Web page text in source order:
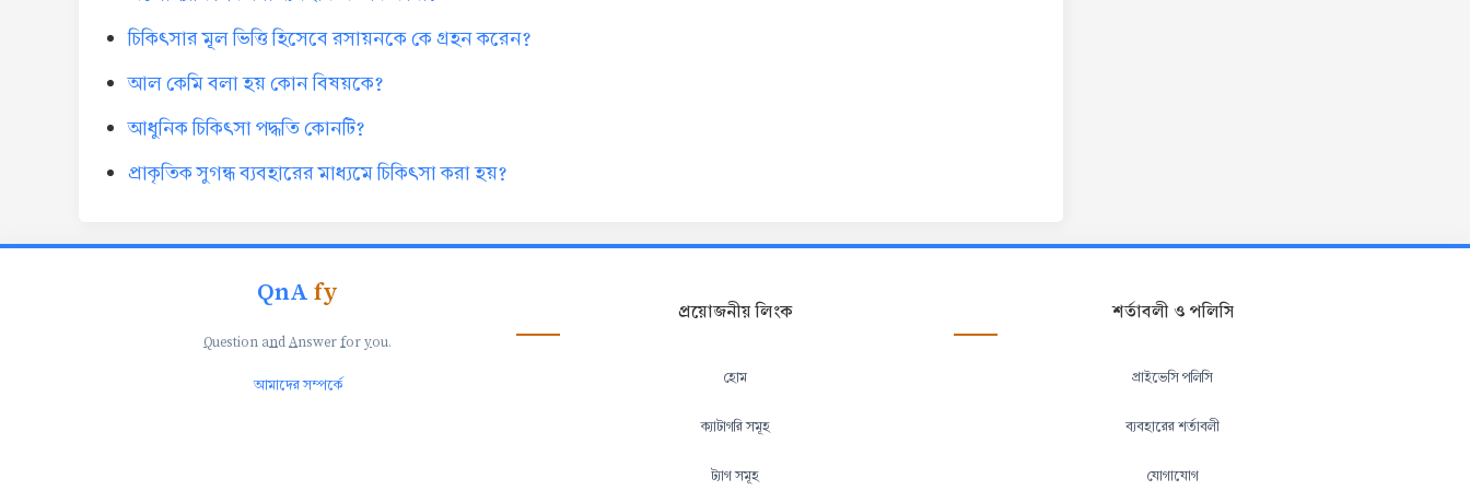
চিকিৎসার মূল ভিত্তি হিসেবে রসায়নকে কে গ্রহন করেন?
আল কেমি বলা হয় কোন বিষয়কে?
আধুনিক চিকিৎসা পদ্ধতি কোনটি?
প্রাকৃতিক সুগন্ধ ব্যবহারের মাধ্যমে চিকিৎসা করা হয়?
QnAfy
Question andAnswer foryou.
আমাদের সম্পর্কে
প্রয়োজনীয় লিংক
হোম
ক্যাটাগরি সমূহ
ট্যাগ সমূহ
শর্তাবলী ও পলিসি
প্রাইভেসি পলিসি
ব্যবহারের শর্তাবলী
যোগাযোগ